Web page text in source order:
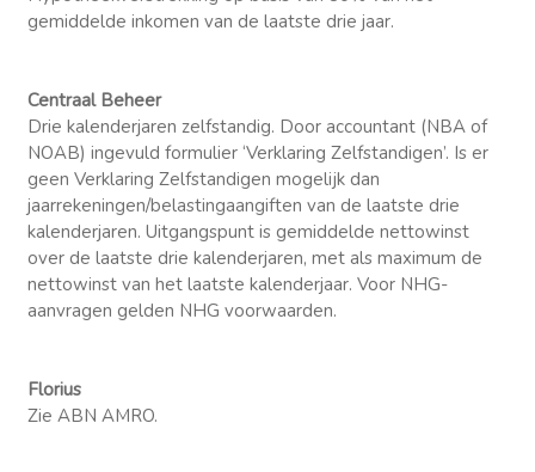
gemiddelde inkomen van de laatste drie jaar.
Centraal Beheer
Drie kalenderjaren zelfstandig. Door accountant (NBA of
NOAB) ingevuld formulier ‘Verklaring Zelfstandigen’. Is er
geen Verklaring Zelfstandigen mogelijk dan
jaarrekeningen/belastingaangiften van de laatste drie
kalenderjaren. Uitgangspunt is gemiddelde nettowinst
over de laatste drie kalenderjaren, met als maximum de
nettowinst van het laatste kalenderjaar. Voor NHG-
aanvragen gelden NHG voorwaarden.
Florius
Zie ABN AMRO.